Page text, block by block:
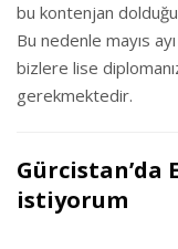
bu kontenjan
Bu nedenle mayıs
bizlere lise
gerekmektedir.
Gürcistan’da
istiyorum